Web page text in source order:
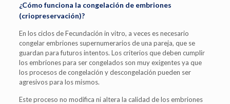
¿Cómo funciona la congelación de embriones
(criopreservación)?
En los ciclos de Fecundación in vitro, a veces es necesario
congelar embriones supernumerarios de una pareja, que se
guardan para futuros intentos. Los criterios que deben cumplir
los embriones para ser congelados son muy exigentes ya que
los procesos de congelación y descongelación pueden ser
agresivos para los mismos.
Este proceso no modifica ni altera la calidad de los embriones